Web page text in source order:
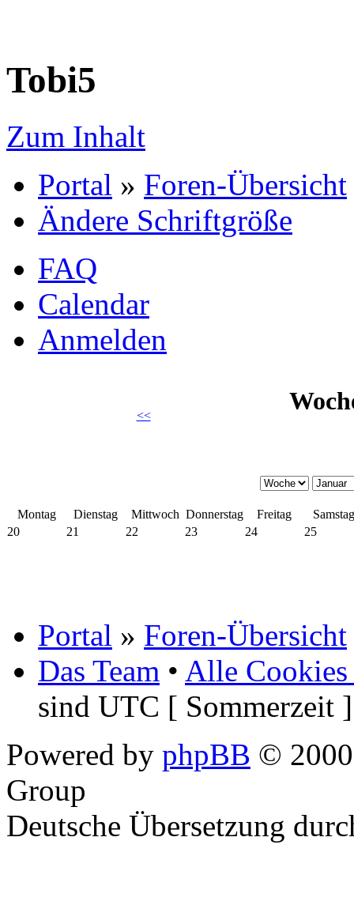
Tobi5
Zum Inhalt
Portal » Foren-Übersicht
Ändere Schriftgröße
FAQ
Calendar
Anmelden
<<
Montag Dienstag Mittwoch Donnerstag Freitag
Samstag
20
21 22 23 24 25
Portal » Foren-Übersicht
Das Team • Alle Cookies
sind UTC [ Sommerzeit ]
Powered by phpBB ©
Group
Deutsche Übersetzung